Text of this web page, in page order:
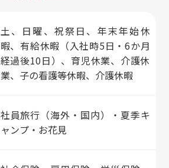
土、日曜、祝祭日、年末年始休
暇、有給休暇（入社時5日・6か月
経過後10日）、育児休業、介護休
業、子の看護等休暇、介護休暇
社員旅行（海外・国内）・夏季キ
ャンプ・お花見